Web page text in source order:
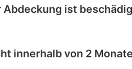
Abdeckung ist
innerhalb von 2